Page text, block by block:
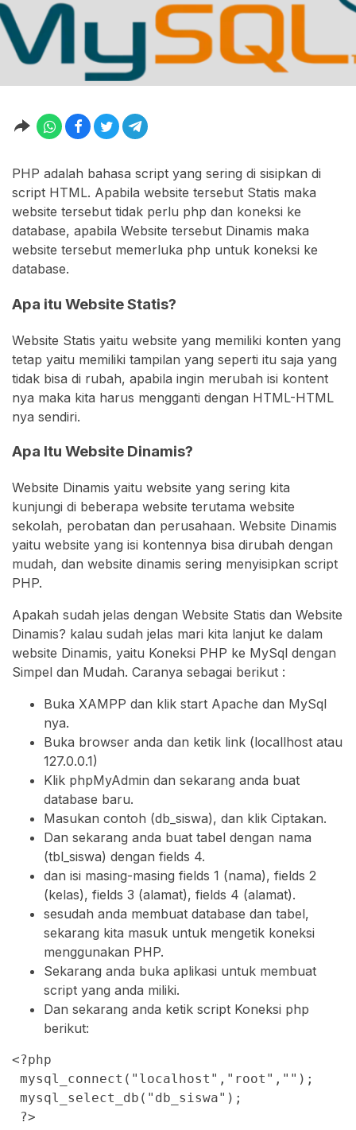
PHP adalah bahasa script yang sering di sisipkan di
script HTML. Apabila website tersebut Statis maka
website tersebut tidak perlu php dan koneksi ke
database, apabila Website tersebut Dinamis maka
website tersebut memerluka php untuk koneksi ke
database.
Apa itu Website Statis?
Website Statis yaitu website yang memiliki konten yang
tetap yaitu memiliki tampilan yang seperti itu saja yang
tidak bisa di rubah, apabila ingin merubah isi kontent
nya maka kita harus mengganti dengan HTML-HTML
nya sendiri.
Apa Itu Website Dinamis?
Website Dinamis yaitu website yang sering kita
kunjungi di beberapa website terutama website
sekolah, perobatan dan perusahaan. Website Dinamis
yaitu website yang isi kontennya bisa dirubah dengan
mudah, dan website dinamis sering menyisipkan script
PHP.
Apakah sudah jelas dengan Website Statis dan Website
Dinamis? kalau sudah jelas mari kita lanjut ke dalam
website Dinamis, yaitu Koneksi PHP ke MySql dengan
Simpel dan Mudah. Caranya sebagai berikut :
Buka XAMPP dan klik start Apache dan MySql
nya.
Buka browser anda dan ketik link (locallhost atau
127.0.0.1)
Klik phpMyAdmin dan sekarang anda buat
database baru.
Masukan contoh (db_siswa), dan klik Ciptakan.
Dan sekarang anda buat tabel dengan nama
(tbl_siswa) dengan fields 4.
dan isi masing-masing fields 1 (nama), fields 2
(kelas), fields 3 (alamat), fields 4 (alamat).
sesudah anda membuat database dan tabel,
sekarang kita masuk untuk mengetik koneksi
menggunakan PHP.
Sekarang anda buka aplikasi untuk membuat
script yang anda miliki.
Dan sekarang anda ketik script Koneksi php
berikut:
<?php
mysql_connect("localhost","root","");
mysql_select_db("db_siswa");
?>